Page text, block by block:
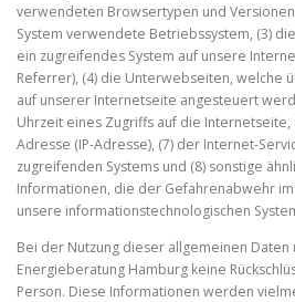
verwendeten Browsertypen und
System verwendete Betriebssystem, (3)
ein zugreifendes System auf unsere
Referrer), (4) die Unterwebseiten, welche
auf unserer Internetseite angesteuert
Uhrzeit eines Zugriffs auf die
Adresse (IP-Adresse), (7) der Internet-
zugreifenden Systems und (8) sonstige
Informationen, die der Gefahrenabwehr
unsere informationstechnologischen
Bei der Nutzung dieser allgemeinen
Energieberatung Hamburg keine
Person. Diese Informationen werden